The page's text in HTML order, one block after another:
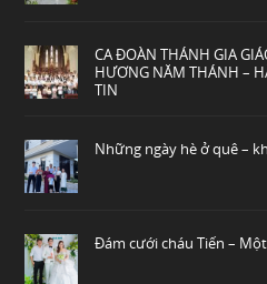
CA ĐOÀN THÁNH GIA
HƯƠNG NĂM THÁNH –
TIN
Những ngày hè ở quê –
Đám cưới cháu Tiến –